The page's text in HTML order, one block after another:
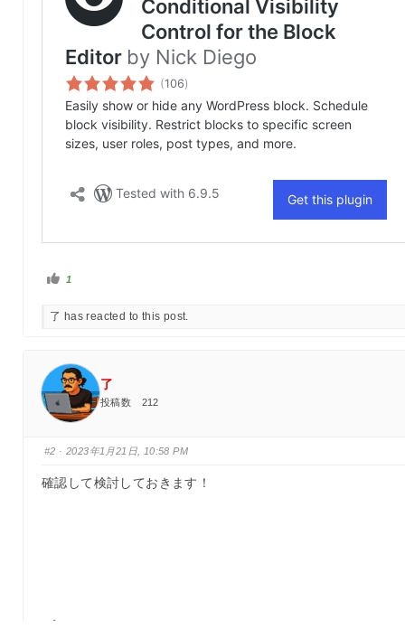
い
い
を
1
了 has reacted to this post.
了
投稿数 212
#2 · 2023年1月21日, 10:58 PM
確認して検討しておきます！